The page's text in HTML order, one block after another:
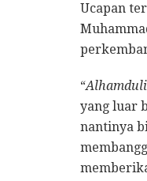
Ucapan
“
yang luar
nantinya